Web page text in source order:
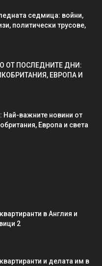
седмица: войни,
политически трусове,
ОТ ПОСЛЕДНИТЕ ДНИ:
ЕВРОПА И
Най-важните новини от
Европа и света
в Англия и
2
и делата им в